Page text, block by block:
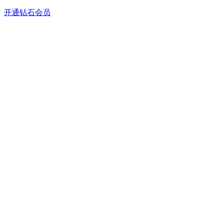
开通钻石会员